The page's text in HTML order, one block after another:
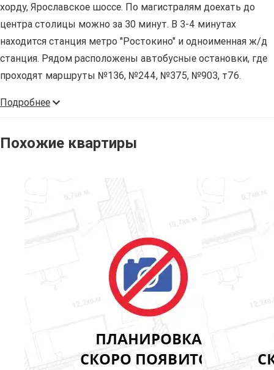
хорду, Ярославское шоссе. По магистралям доехать до
центра столицы можно за 30 минут. В 3-4 минутах
находится станция метро "Ростокино" и одноименная ж/д
станция. Рядом расположены автобусные остановки, где
проходят маршруты №136, №244, №375, №903, т76.
Подробнее
Похожие квартиры